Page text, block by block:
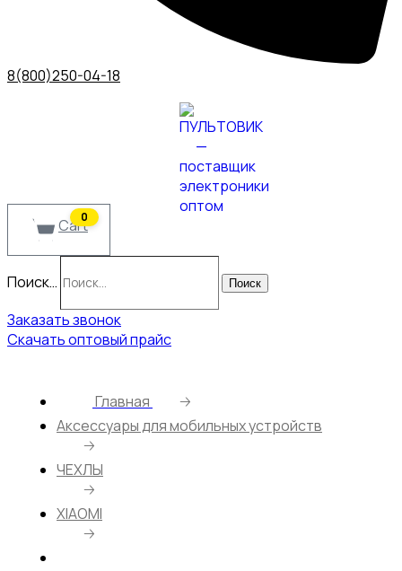
8(800)250-04-18
0
Cart
Поиск… Поиск
Заказать звонок
Скачать оптовый прайс
Главная
🡢
Аксессуары для мобильных устройств
🡢
ЧЕХЛЫ
🡢
XIAOMI
🡢